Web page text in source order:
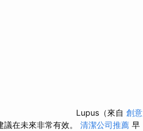
Lupus（來自 創意
在未來非常有效。 清潔公司推薦 早